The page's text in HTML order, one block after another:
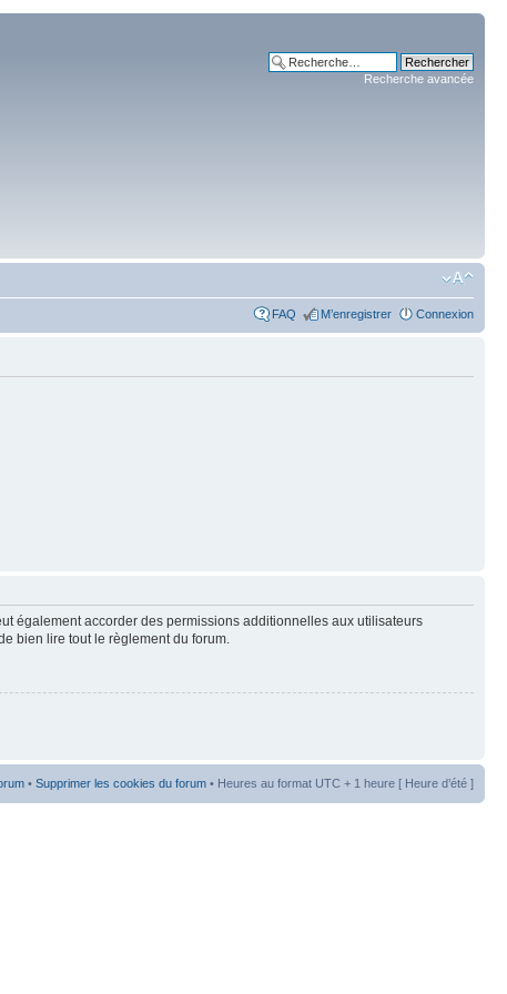
Recherche avancée
FAQ M’enregistrer Connexion
également accorder des permissions additionnelles aux utilisateurs
bien lire tout le règlement du forum.
• Supprimer les cookies du forum • Heures au format UTC + 1 heure [ Heure d’été ]